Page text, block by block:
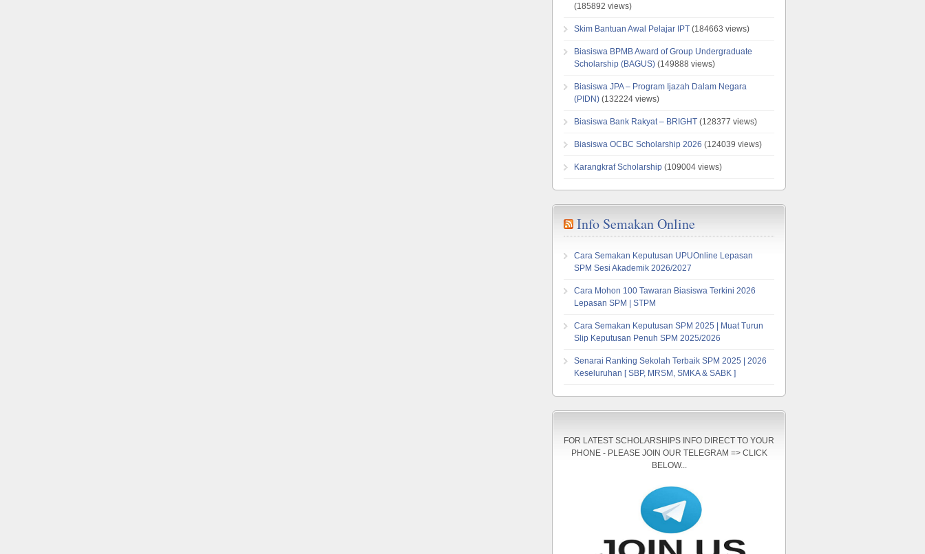
(185892 views)
Skim Bantuan Awal Pelajar IPT (184663 views)
Biasiswa BPMB Award of Group Undergraduate
Scholarship (BAGUS) (149888 views)
Biasiswa JPA – Program Ijazah Dalam Negara
(PIDN) (132224 views)
Biasiswa Bank Rakyat – BRIGHT (128377 views)
Biasiswa OCBC Scholarship 2026 (124039 views)
Karangkraf Scholarship (109004 views)
Info Semakan Online
Cara Semakan Keputusan UPUOnline Lepasan
SPM Sesi Akademik 2026/2027
Cara Mohon 100 Tawaran Biasiswa Terkini 2026
Lepasan SPM | STPM
Cara Semakan Keputusan SPM 2025 | Muat Turun
Slip Keputusan Penuh SPM 2025/2026
Senarai Ranking Sekolah Terbaik SPM 2025 | 2026
Keseluruhan [ SBP, MRSM, SMKA & SABK ]
FOR LATEST SCHOLARSHIPS INFO DIRECT TO YOUR
PHONE - PLEASE JOIN OUR TELEGRAM => CLICK
BELOW...